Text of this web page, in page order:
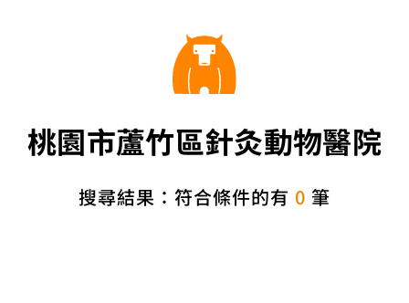
桃園市蘆竹區針灸動物醫院
搜尋結果：符合條件的有 0 筆